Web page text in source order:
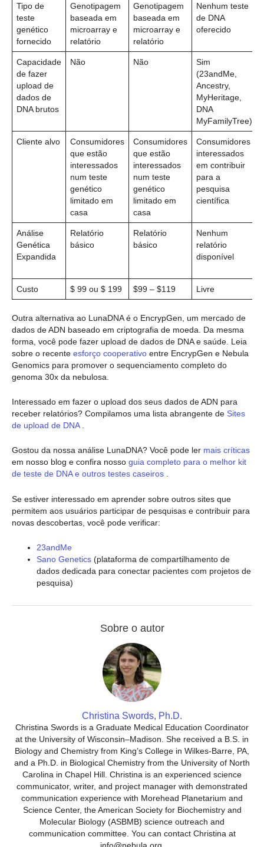
Tipo de
teste
genético
fornecido
Genotipagem
baseada em
microarray e
relatório
Genotipagem
baseada em
microarray e
relatório
Nenhum teste
de DNA
oferecido
Capacidade
de fazer
upload de
dados de
DNA brutos
Não Não
Sim
(23andMe,
Ancestry,
MyHeritage,
DNA
MyFamilyTree)
Cliente alvo
Consumidores
que estão
interessados
num teste
genético
limitado em
casa
Consumidores
que estão
interessados
num teste
genético
limitado em
casa
Consumidores
interessados
em contribuir
para a
pesquisa
científica
Análise
Genética
Expandida
Relatório
básico
Relatório
básico
Nenhum
relatório
disponível
Custo $ 99 ou $ 199 $99 – $119 Livre
Outra alternativa ao LunaDNA é o EncrypGen, um mercado de
dados de ADN baseado em criptografia de moeda. Da mesma
forma, você pode fazer upload de dados de DNA e saúde. Leia
sobre o recente esforço cooperativo entre EncrypGen e Nebula
Genomics para promover o sequenciamento completo do
genoma 30x da nebulosa.
Interessado em fazer o upload dos seus dados de ADN para
receber relatórios? Compilamos uma lista abrangente de Sites
de upload de DNA.
Gostou da nossa análise LunaDNA? Você pode ler mais críticas
em nosso blog e confira nosso guia completo para o melhor kit
de teste de DNA e outros testes caseiros .
Se estiver interessado em aprender sobre outros sites que
permitem aos usuários participar de pesquisas e contribuir para
novas descobertas, você pode verificar:
23andMe
Sano Genetics (plataforma de compartilhamento de
dados dedicada para conectar pacientes com projetos de
pesquisa)
Sobre o autor
Christina Swords, Ph.D.
Christina Swords is a Graduate Medical Education Coordinator
at the University of Wisconsin–Madison. She received a B.S. in
Biology and Chemistry from King’s College in Wilkes-Barre, PA,
and a Ph.D. in Biological Chemistry from the University of North
Carolina in Chapel Hill. Christina is an experienced science
communicator, writer, and project manager with demonstrated
communication experience with Morehead Planetarium and
Science Center, the American Society for Biochemistry and
Molecular Biology (ASBMB) science outreach and
communication committee. You can contact Christina at